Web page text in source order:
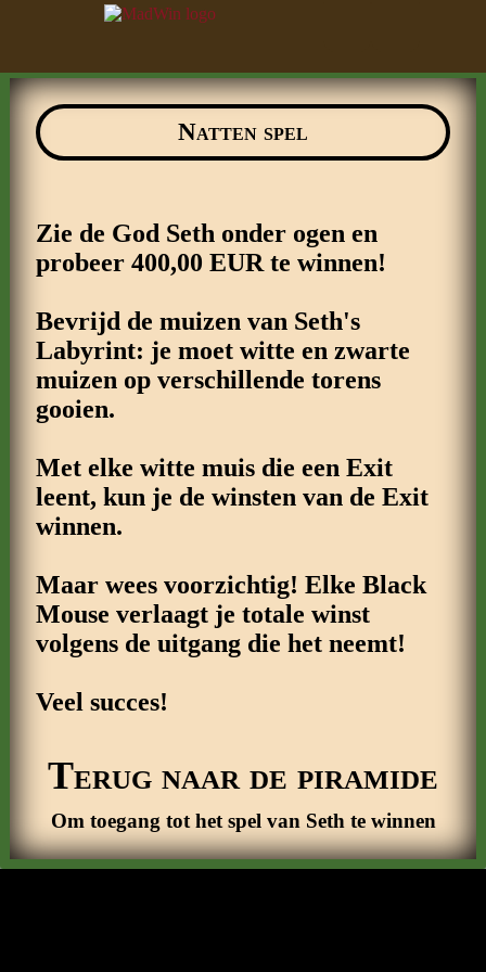
Natten spel
Zie de God Seth onder ogen en
probeer 400,00 EUR te winnen!
Bevrijd de muizen van Seth's
Labyrint: je moet witte en zwarte
muizen op verschillende torens
gooien.
Met elke witte muis die een Exit
leent, kun je de winsten van de Exit
winnen.
Maar wees voorzichtig! Elke Black
Mouse verlaagt je totale winst
volgens de uitgang die het neemt!
Veel succes!
Terug naar de piramide
Om toegang tot het spel van Seth te winnen
Laden in uitvoering